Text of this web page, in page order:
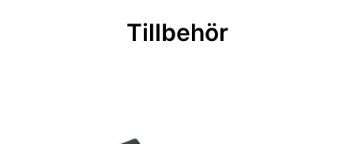
Rekommenderat lim: Hernia non
Tillbehör